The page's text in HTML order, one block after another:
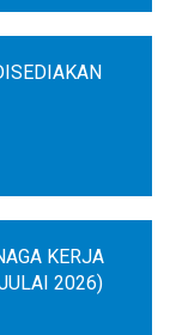
KERJA
2026)